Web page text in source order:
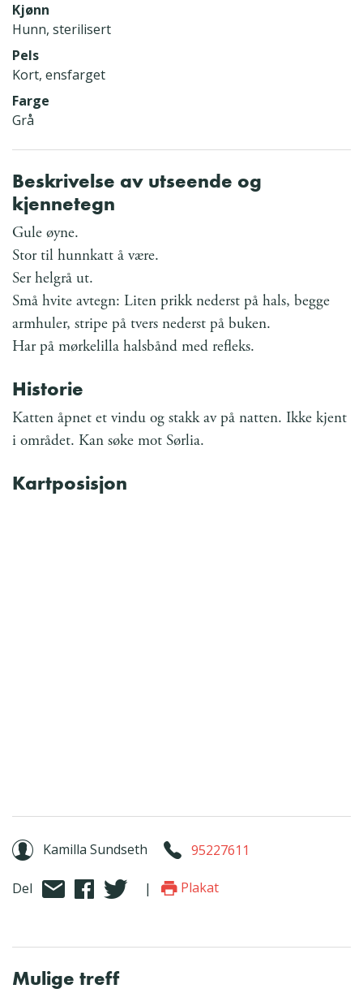
Kjønn
Hunn, sterilisert
Pels
Kort, ensfarget
Farge
Grå
Beskrivelse av utseende og
kjennetegn
Gule øyne.
Stor til hunnkatt å være.
Ser helgrå ut.
Små hvite avtegn: Liten prikk nederst på hals, begge
armhuler, stripe på tvers nederst på buken.
Har på mørkelilla halsbånd med refleks.
Historie
Katten åpnet et vindu og stakk av på natten. Ikke kjent
i området. Kan søke mot Sørlia.
Kartposisjon
Kamilla Sundseth 95227611
Del | Plakat
Mulige treff